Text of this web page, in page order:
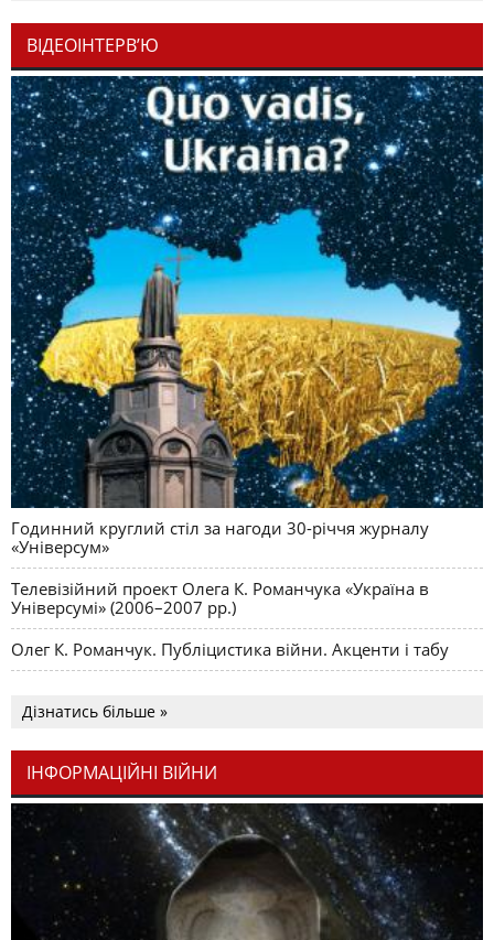
ВІДЕОІНТЕРВ’Ю
Годинний круглий стіл за нагоди 30-річчя журналу
«Універсум»
Телевізійний проект Олега К. Романчука «Україна в
Універсумі» (2006–2007 рр.)
Олег К. Романчук. Публіцистика війни. Акценти і табу
Дізнатись більше »
ІНФОРМАЦІЙНІ ВІЙНИ